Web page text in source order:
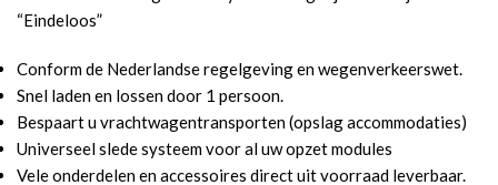
“Eindeloos”
Conform de Nederlandse regelgeving en wegenverkeerswet.
Snel laden en lossen door 1 persoon.
Bespaart u vrachtwagentransporten (opslag accommodaties)
Universeel slede systeem voor al uw opzet modules
Vele onderdelen en accessoires direct uit voorraad leverbaar.